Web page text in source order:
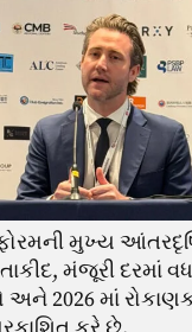
મુખ્ય
મંજૂરી દરમાં
અને 2026 માં